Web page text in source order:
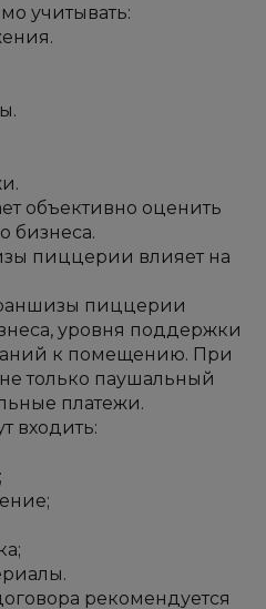
учитывать:
объективно оценить
бизнеса.
пиццерии влияет на
пиццерии
уровня поддержки
к помещению. При
только паушальный
платежи.
входить:
рекомендуется